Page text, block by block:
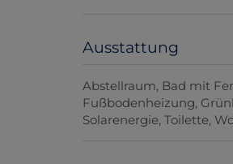
Ausstattung
Abstellraum Bad mit
Fußbodenheizung
Solarenergie Toilette